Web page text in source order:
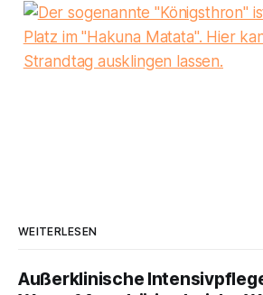
WEITERLESEN
Außerklinische